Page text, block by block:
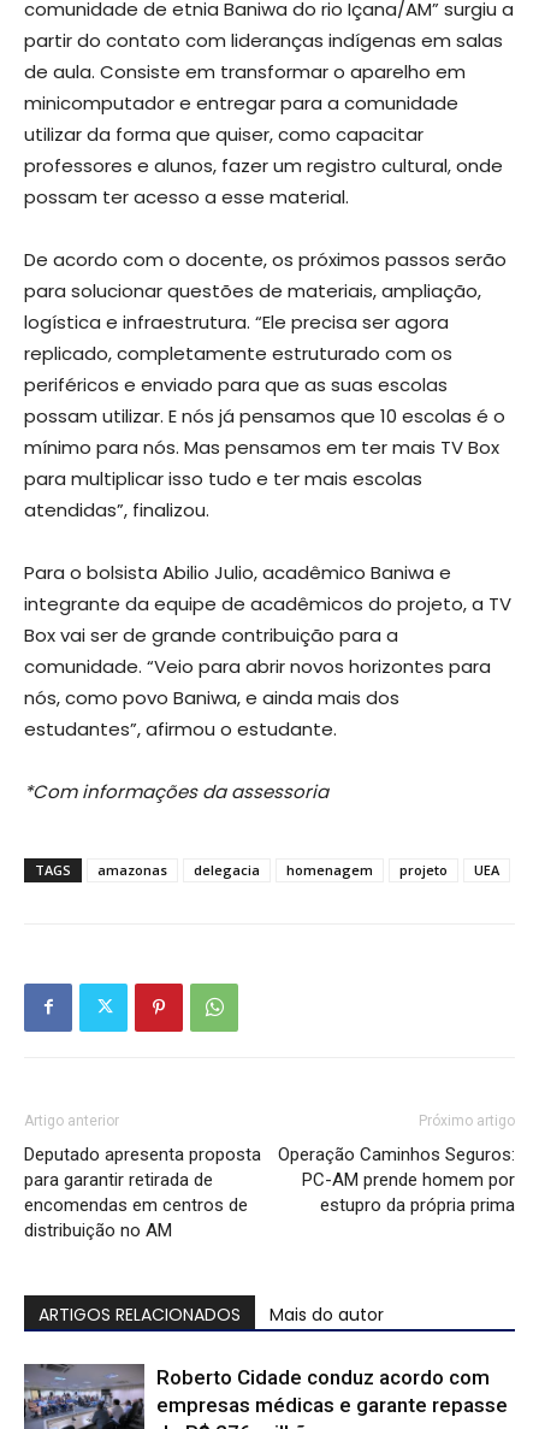
comunidade de etnia Baniwa do rio Içana/AM” surgiu a
partir do contato com lideranças indígenas em salas
de aula. Consiste em transformar o aparelho em
minicomputador e entregar para a comunidade
utilizar da forma que quiser, como capacitar
professores e alunos, fazer um registro cultural, onde
possam ter acesso a esse material.
De acordo com o docente, os próximos passos serão
para solucionar questões de materiais, ampliação,
logística e infraestrutura. “Ele precisa ser agora
replicado, completamente estruturado com os
periféricos e enviado para que as suas escolas
possam utilizar. E nós já pensamos que 10 escolas é o
mínimo para nós. Mas pensamos em ter mais TV Box
para multiplicar isso tudo e ter mais escolas
atendidas”, finalizou.
Para o bolsista Abilio Julio, acadêmico Baniwa e
integrante da equipe de acadêmicos do projeto, a TV
Box vai ser de grande contribuição para a
comunidade. “Veio para abrir novos horizontes para
nós, como povo Baniwa, e ainda mais dos
estudantes”, afirmou o estudante.
*Com informações da assessoria
TAGS amazonas delegacia homenagem projeto UEA
Artigo anterior
Deputado apresenta proposta
para garantir retirada de
encomendas em centros de
distribuição no AM
Próximo artigo
Operação Caminhos Seguros:
PC-AM prende homem por
estupro da própria prima
ARTIGOS RELACIONADOS Mais do autor
Roberto Cidade conduz acordo com
empresas médicas e garante repasse